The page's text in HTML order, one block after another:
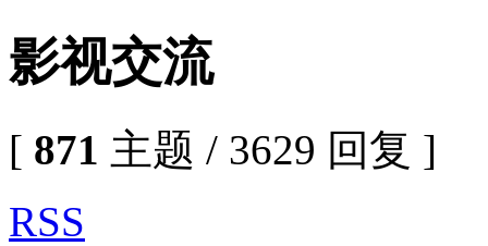
影视交流
[ 871 主题 / 3629 回复 ]
RSS